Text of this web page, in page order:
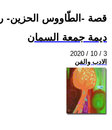
قصة -الطّاووس الحزين-
ديمة جمعة السمان
2020 / 10 / 3
الادب والفن